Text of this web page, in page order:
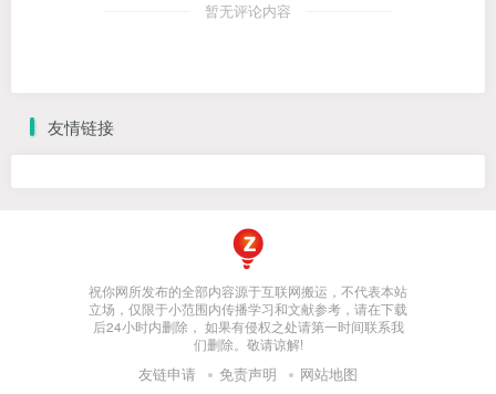
暂无评论内容
友情链接
祝你网所发布的全部内容源于互联网搬运，不代表本站
立场，仅限于小范围内传播学习和文献参考，请在下载
后24小时内删除， 如果有侵权之处请第一时间联系我
们删除。敬请谅解!
友链申请 免责声明 网站地图